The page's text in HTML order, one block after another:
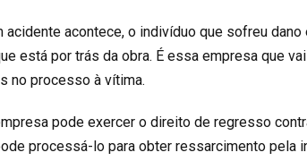
acidente acontece, o indivíduo que sofreu
está por trás da obra. É essa empresa que
no processo à vítima.
pode exercer o direito de regresso
processá-lo para obter ressarcimento pela